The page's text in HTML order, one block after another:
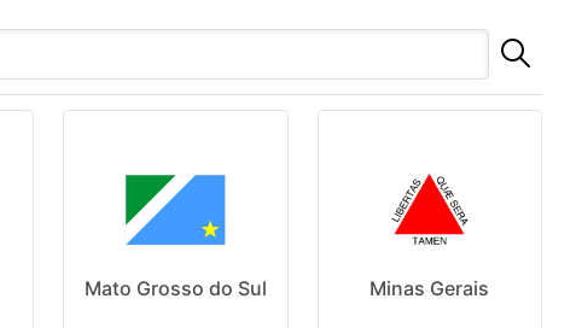
Mato Grosso do Sul Minas Gerais